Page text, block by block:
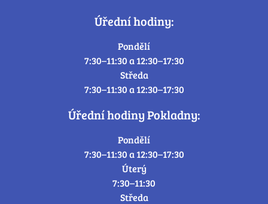
Úřední hodiny:
Pondělí
7:30–11:30 a 12:30–17:30
Středa
7:30–11:30 a 12:30–17:30
Úřední hodiny Pokladny:
Pondělí
7:30–11:30 a 12:30–17:30
Úterý
7:30–11:30
Středa